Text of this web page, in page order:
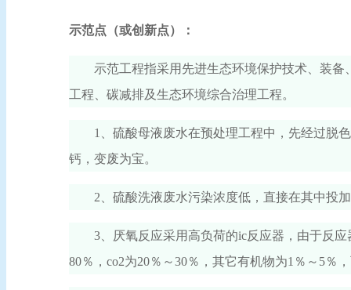
示范点（或创新点）：
示范工程指采用先进生态环境保护技术、装
工程、碳减排及生态环境综合治理工程。
1、硫酸母液废水在预处理工程中，先经过脱
钙，变废为宝。
2、硫酸洗液废水污染浓度低，直接在其中投
3、厌氧反应采用高负荷的ic反应器，由于反
80％，co2为20％～30％，其它有机物为1％～5％